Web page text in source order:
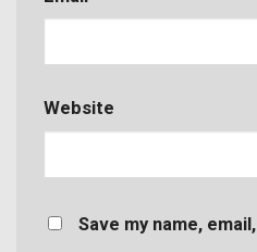
Website
Save my name,